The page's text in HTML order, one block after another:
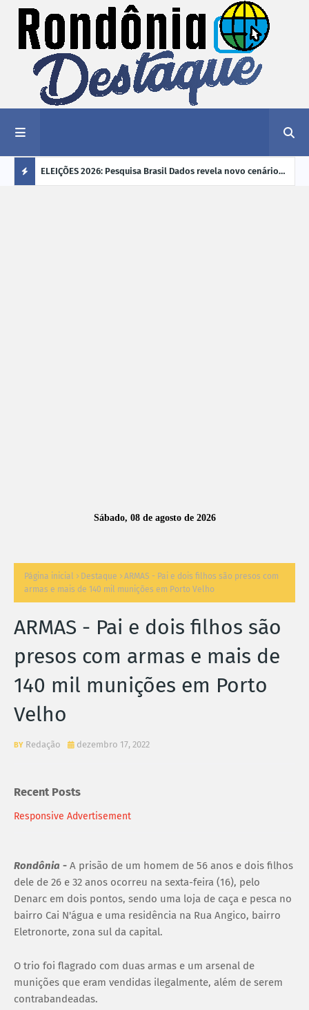
a mais ELEIÇÕES 2026: Pesquisa Brasil Dados revela novo cenário
Sábado, 08 de agosto de 2026
Página inicial Destaque
ARMAS - Pai e dois filhos são presos com
armas e mais de 140 mil munições em Porto Velho
ARMAS - Pai e dois filhos são
presos com armas e mais de
140 mil munições em Porto
Velho
Redação dezembro 17, 2022
Recent Posts
Responsive Advertisement
Rondônia - A prisão de um homem de 56 anos e dois filhos
dele de 26 e 32 anos ocorreu na sexta-feira (16), pelo
Denarc em dois pontos, sendo uma loja de caça e pesca no
bairro Cai N'água e uma residência na Rua Angico, bairro
Eletronorte, zona sul da capital.
O trio foi flagrado com duas armas e um arsenal de
munições que eram vendidas ilegalmente, além de serem
contrabandeadas.